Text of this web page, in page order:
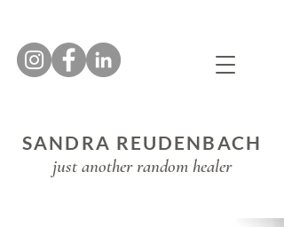
SANDRA REUDENBACH
just another random healer